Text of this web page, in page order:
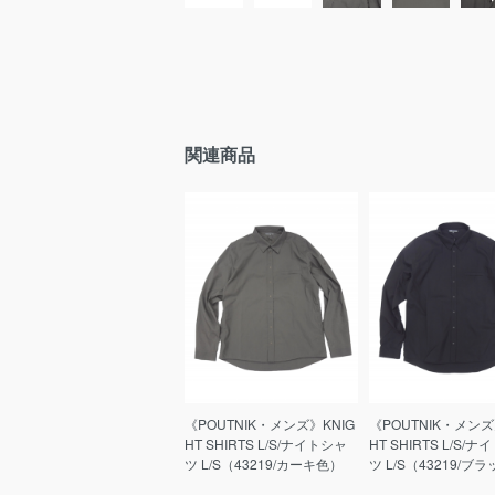
関連商品
《POUTNIK・メンズ》KNIG
HT SHIRTS L/S/ナイトシャ
ツ L/S（43219/カーキ色）
《POUTNIK・メン
HT SHIRTS L/S/ナ
ツ L/S（43219/ブラ